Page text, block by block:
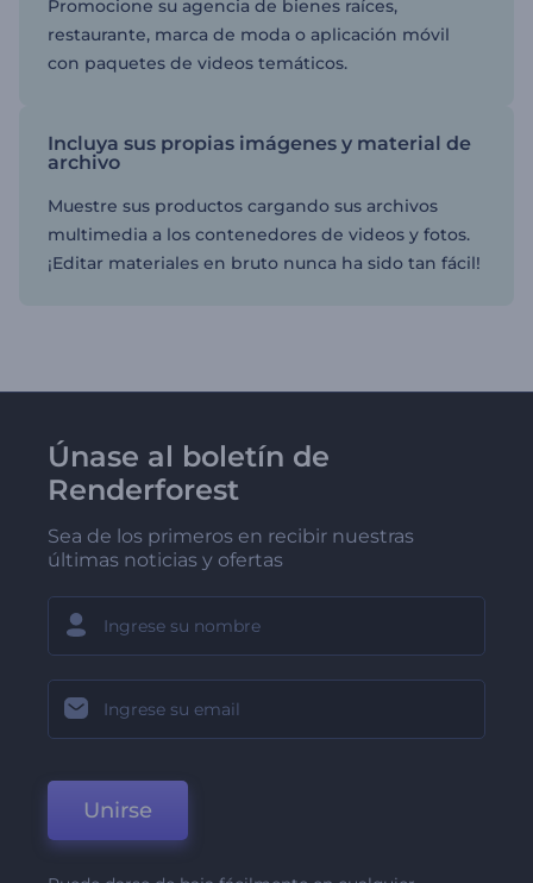
Promocione su agencia de bienes raíces,
restaurante, marca de moda o aplicación móvil
con paquetes de videos temáticos.
Incluya sus propias imágenes y material de
archivo
Muestre sus productos cargando sus archivos
multimedia a los contenedores de videos y fotos.
¡Editar materiales en bruto nunca ha sido tan fácil!
Únase al boletín de
Renderforest
Sea de los primeros en recibir nuestras
últimas noticias y ofertas
Unirse